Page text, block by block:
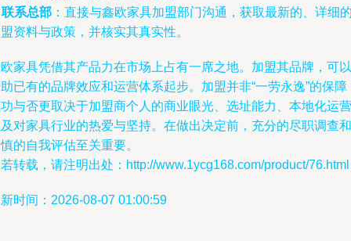
联系总部 ：直接与鑫欧家具加盟部门沟通，获取最新的、详细
资料与政策，并核实其真实性。
家具凭借其产品力在市场上占有一席之地。加盟其品牌，可以
已有的品牌效应和运营体系起步。加盟并非“一劳永逸”的保障
与否更取决于加盟商个人的商业眼光、选址能力、本地化运营
对家具行业的热爱与坚持。在做出决定前，充分的尽职调查和
的自我评估至关重要。
转载，请注明出处：http://www.1ycg168.com/product/76.html
时间：2026-08-07 01:00:59